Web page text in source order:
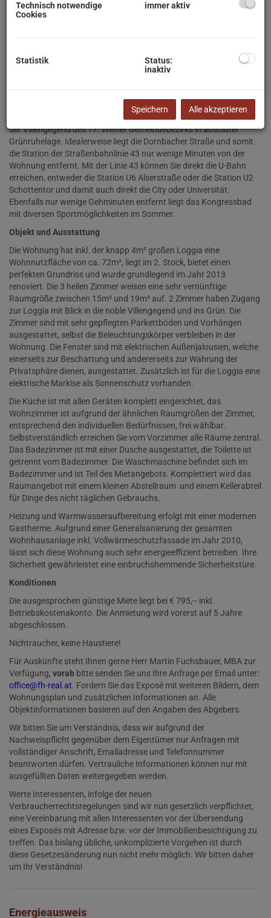
Zur Vermietung gelangt eine wunderschöne 3-Zimmer-Wohnung in
der Villengegend des 17. Wiener Gemeindebezirks in absoluter
Grünruhelage. Idealerweise liegt die DornbacherStraße und somit
die Station der Straßenbahnlinie 43 nur wenige Minuten von der
Wohnung entfernt. Mit der Linie 43 können Sie direkt die U-Bahn
erreichen, entweder die Station U6 Alserstraße oder die Station U2
Schottentor und damit auch direkt die City oder Universität.
Ebenfalls nur wenige Gehminuten entfernt liegt das Kongressbad
mit diversen Sportmöglichkeiten im Sommer.
Objekt und Ausstattung
Die Wohnung hat inkl. der knapp 4m² großen Loggia eine
Wohnnutzfläche von ca. 72m², liegt im 2. Stock, bietet einen
perfekten Grundriss und wurde grundlegend im Jahr 2013
renoviert. Die 3 hellen Zimmer weisen eine sehr vernünftige
Raumgröße zwischen 15m² und 19m² auf. 2 Zimmer haben Zugang
zur Loggia mit Blick in die noble Villengegend und ins Grün. Die
Zimmer sind mit sehr gepflegten Parkettböden und Vorhängen
ausgestattet, selbst die Beleuchtungskörper verbleiben in der
Wohnung. Die Fenster sind mit elektrischen Außenjalousien, welche
einerseits zur Beschattung und andererseits zur Wahrung der
Privatsphäre dienen, ausgestattet. Zusätzlich ist für die Loggia eine
elektrische Markise als Sonnenschutz vorhanden.
Die Küche ist mit allen Geräten komplett eingerichtet, das
Wohnzimmer ist aufgrund der ähnlichen Raumgrößen der Zimmer,
entsprechend den individuellen Bedürfnissen, frei wählbar.
Selbstverständlich erreichen Sie vom Vorzimmer alle Räume zentral.
Das Badezimmer ist mit einer Dusche ausgestattet, die Toilette ist
getrennt vom Badezimmer. Die Waschmaschine befindet sich im
Badezimmer und ist Teil des Mietangebots. Komplettiert wird das
Raumangebot mit einem kleinen Abstellraum und einem Kellerabteil
für Dinge des nicht täglichen Gebrauchs.
Heizung und Warmwasseraufbereitung erfolgt mit einer modernen
Gastherme. Aufgrund einer Generalsanierung der gesamten
Wohnhausanlage inkl. Vollwärmeschutzfassade im Jahr 2010,
lässt sich diese Wohnung auch sehr energieeffizient betreiben. Ihre
Sicherheit gewährleistet eine einbruchshemmende Sicherheitstüre.
Konditionen
Die ausgesprochen günstige Miete liegt bei € 795,-- inkl.
Betriebskostenakonto. Die Anmietung wird vorerst auf 5 Jahre
abgeschlossen.
Nichtraucher, keine Haustiere!
Für Auskünfte steht Ihnen gerne Herr Martin Fuchsbauer, MBA zur
Verfügung, vorab bitte senden Sie uns Ihre Anfrage per Email unter:
office@fh-real.at. Fordern Sie das Exposé mit weiteren Bildern, dem
Wohnungsplan und zusätzlichen Informationen an. Alle
Objektinformationen basieren auf den Angaben des Abgebers.
Wir bitten Sie um Verständnis, dass wir aufgrund der
Nachweispflicht gegenüber dem Eigentümer nur Anfragen mit
vollständiger Anschrift, Emailadresse und Telefonnummer
beantworten dürfen. Vertrauliche Informationen können nur mit
ausgefüllten Daten weitergegeben werden.
Werte Interessenten, infolge der neuen
Verbraucherrechtsregelungen sind wir nun gesetzlich verpflichtet,
eine Vereinbarung mit allen Interessenten vor der Übersendung
eines Exposés mit Adresse bzw. vor der Immobilienbesichtigung zu
treffen. Das bislang übliche, unkomplizierte Vorgehen ist durch
diese Gesetzesänderung nun nicht mehr möglich. Wir bitten daher
um Ihr Verständnis!
Energieausweis
Technisch notwendige
Cookies
immer aktiv
Statistik
Status:
inaktiv
Speichern Alle akzeptieren